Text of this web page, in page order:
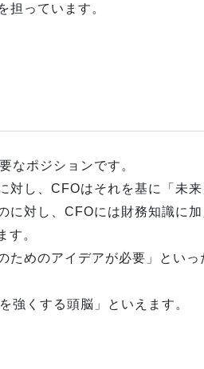
担っています。
なポジションです。
し、CFOはそれを基に「未
対し、CFOには財務知識に
す。
ためのアイデアが必要」とい
強くする頭脳」といえます。